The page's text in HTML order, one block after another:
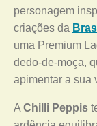
personagem
criações da
uma Premium
dedo-de-moça,
apimentar a sua
A Chilli Peppis